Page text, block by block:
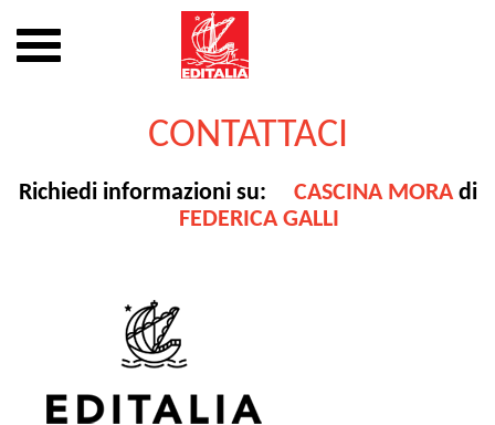
Mostra
o
CONTATTACI
Richiedi informazioni su: CASCINA MORAdi
FEDERICA GALLI